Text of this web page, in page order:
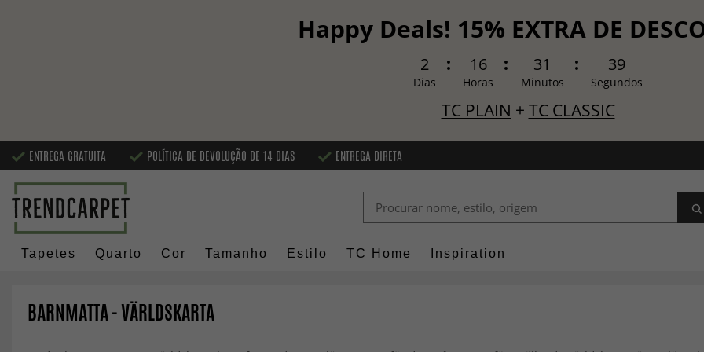
Happy Deals! 15% EXTRA DE
2
Dias
16
Horas
31
Minutos
38
Segundos
TC PLAIN + TC CLASSIC
ENTREGA GRATUITA POLÍTICA DE DEVOLUÇÃO DE 14 DIAS ENTREGA DIRETA
Tapetes Quarto Cor Tamanho Estilo TC Home Inspiration
BARNMATTA - VÄRLDSKARTA